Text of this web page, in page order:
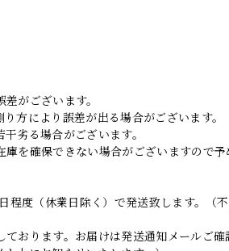
がございます。
方により誤差が出る場合がございます。
劣る場合がございます。
を確保できない場合がございますので予
程度（休業日除く）で発送致します。（
おります。お届けは発送通知メールご確